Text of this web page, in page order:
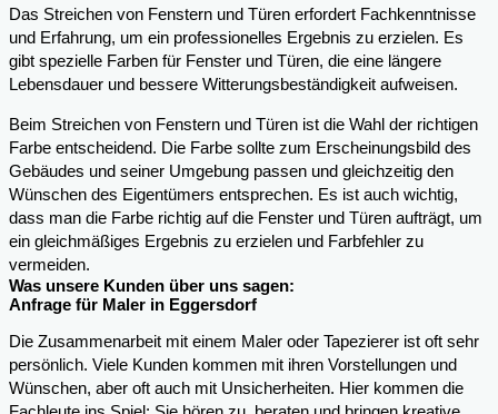
Das Streichen von Fenstern und Türen erfordert Fachkenntnisse
und Erfahrung, um ein professionelles Ergebnis zu erzielen. Es
gibt spezielle Farben für Fenster und Türen, die eine längere
Lebensdauer und bessere Witterungsbeständigkeit aufweisen.
Beim Streichen von Fenstern und Türen ist die Wahl der richtigen
Farbe entscheidend. Die Farbe sollte zum Erscheinungsbild des
Gebäudes und seiner Umgebung passen und gleichzeitig den
Wünschen des Eigentümers entsprechen. Es ist auch wichtig,
dass man die Farbe richtig auf die Fenster und Türen aufträgt, um
ein gleichmäßiges Ergebnis zu erzielen und Farbfehler zu
vermeiden.
Was unsere Kunden über uns sagen:
Anfrage für Maler in Eggersdorf
Die Zusammenarbeit mit einem Maler oder Tapezierer ist oft sehr
persönlich. Viele Kunden kommen mit ihren Vorstellungen und
Wünschen, aber oft auch mit Unsicherheiten. Hier kommen die